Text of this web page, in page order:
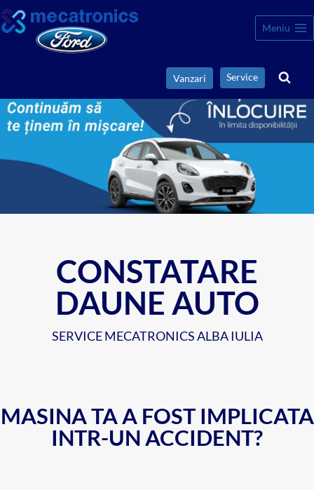
Meniu
Vanzari Service
CONSTATARE
DAUNE AUTO
SERVICE MECATRONICS ALBA IULIA
MASINA TA A FOST IMPLICATA
INTR-UN ACCIDENT?